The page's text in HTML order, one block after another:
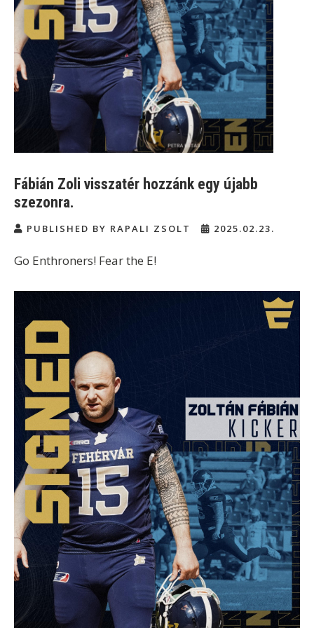
Fábián Zoli visszatér hozzánk egy újabb
szezonra.
PUBLISHED BY RAPALI ZSOLT 2025.02.23.
Go Enthroners! Fear the E!